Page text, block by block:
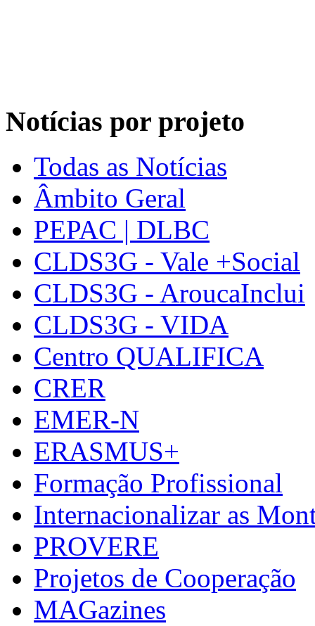
Notícias por projeto
Todas as Notícias
Âmbito Geral
PEPAC | DLBC
CLDS3G - Vale +Social
CLDS3G - AroucaInclui
CLDS3G - VIDA
Centro QUALIFICA
CRER
EMER-N
ERASMUS+
Formação Profissional
Internacionalizar as
PROVERE
Projetos de Cooperação
MAGazines